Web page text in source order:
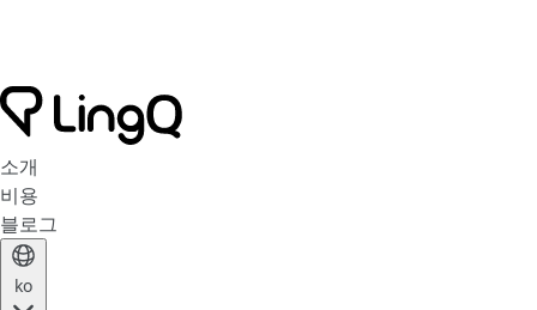
소개
비용
블로그
ko